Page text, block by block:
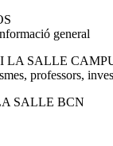
general
LA SALLE
professors,
SALLE BCN